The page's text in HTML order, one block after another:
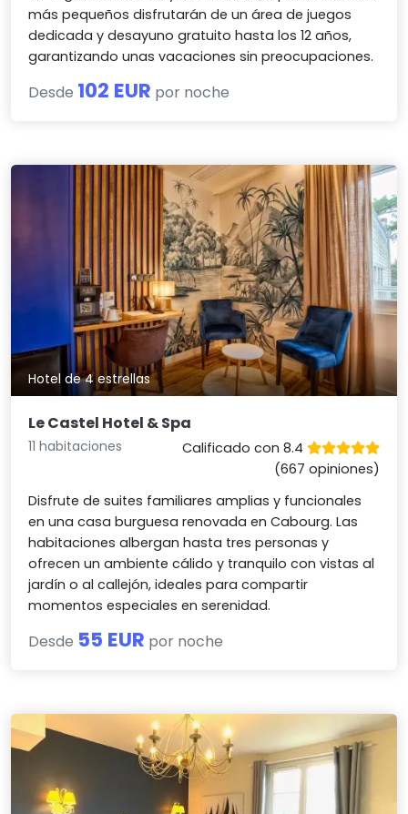
más pequeños disfrutarán de un área de juegos
dedicada y desayuno gratuito hasta los 12 años,
garantizando unas vacaciones sin preocupaciones.
Desde 102 EUR por noche
Hotel de 4 estrellas
Le Castel Hotel & Spa
11 habitaciones
Calificado con 8.4
(667 opiniones)
Disfrute de suites familiares amplias y funcionales
en una casa burguesa renovada en Cabourg. Las
habitaciones albergan hasta tres personas y
ofrecen un ambiente cálido y tranquilo con vistas al
jardín o al callejón, ideales para compartir
momentos especiales en serenidad.
Desde 55 EUR por noche